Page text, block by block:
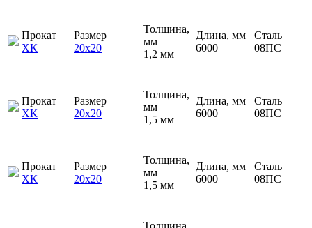
Прокат
ХК
Размер
20х20
Толщина,
мм
1,2 мм
Длина, мм
6000
Сталь
08ПС
Прокат
ХК
Размер
20х20
Толщина,
мм
1,5 мм
Длина, мм
6000
Сталь
08ПС
Прокат
ХК
Размер
20х20
Толщина,
мм
1,5 мм
Длина, мм
6000
Сталь
08ПС
Толщина,